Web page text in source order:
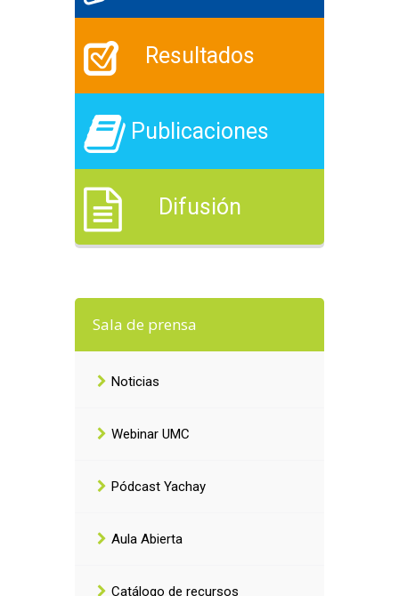
Resultados
Publicaciones
Difusión
Sala de prensa
Noticias
Webinar UMC
Pódcast Yachay
Aula Abierta
Catálogo de recursos